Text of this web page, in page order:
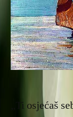
„Ti osjećaš